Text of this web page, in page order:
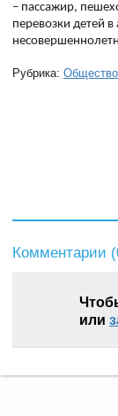
– пассажир,
перевозки детей
Рубрика: Общество
Комментарии (
или